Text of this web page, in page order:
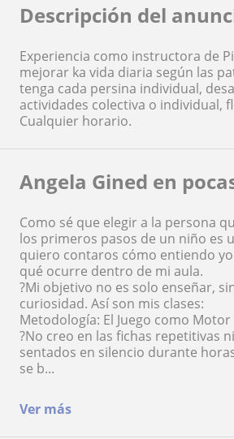
Descripción del
Experiencia como instructora de
mejorar ka vida diaria según las
tenga cada persina individual,
actividades colectiva o individual,
Cualquier horario.
Angela Gined en
Como sé que elegir a la persona
los primeros pasos de un niño es
quiero contaros cómo entiendo
qué ocurre dentro de mi aula.
?Mi objetivo no es solo enseñar,
curiosidad. Así son mis clases:
Metodología: El Juego como Motor
?No creo en las fichas repetitivas
sentados en silencio durante
se b...
Ver más